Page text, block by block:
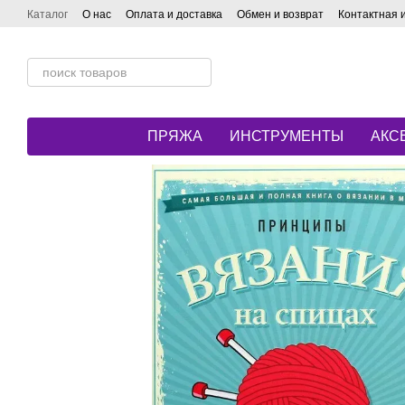
Перейти к основному контенту
Каталог О нас Оплата и доставка Обмен и возврат
ПРЯЖА ИНСТРУМЕНТЫ